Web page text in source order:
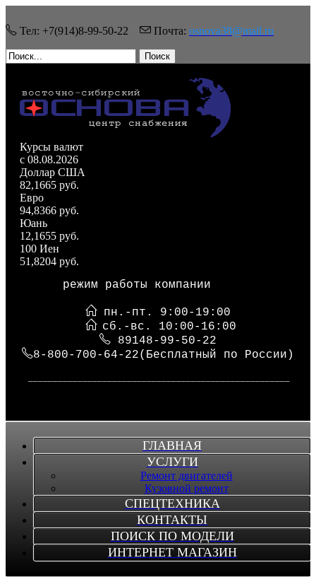
Тел: +7(914)8-99-50-22 Почта: osnova38@mail.ru
Поиск
Курсы валют
c 08.08.2026
Доллар США
82,1665 руб.
Евро
94,8366 руб.
Юань
12,1655 руб.
100 Иен
51,8204 руб.
режим работы компании
пн.-пт. 9:00-19:00
сб.-вс. 10:00-16:00
89148-99-50-22
8-800-700-64-22(Бесплатный по России)
ГЛАВНАЯ
УСЛУГИ
Ремонт двигателей
Кузовной ремонт
СПЕЦТЕХНИКА
КОНТАКТЫ
ПОИСК ПО МОДЕЛИ
ИНТЕРНЕТ МАГАЗИН